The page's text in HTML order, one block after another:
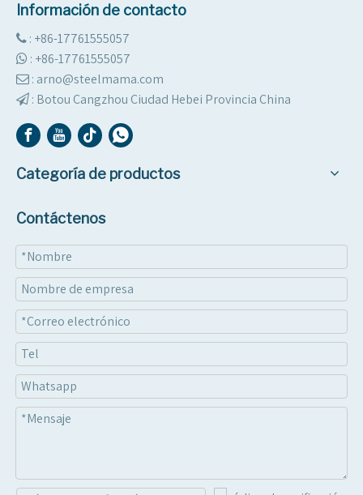
Información de contacto
 : +86-17761555057
 : +86-17761555057
 : arno@steelmama.com
 : Botou Cangzhou Ciudad Hebei Provincia China
Categoría de productos
Contáctenos